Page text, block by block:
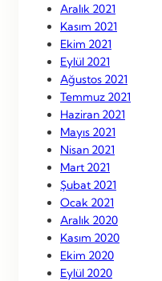
Aralık 2021
Kasım 2021
Ekim 2021
Eylül 2021
Ağustos 2021
Temmuz 2021
Haziran 2021
Mayıs 2021
Nisan 2021
Mart 2021
Şubat 2021
Ocak 2021
Aralık 2020
Kasım 2020
Ekim 2020
Eylül 2020